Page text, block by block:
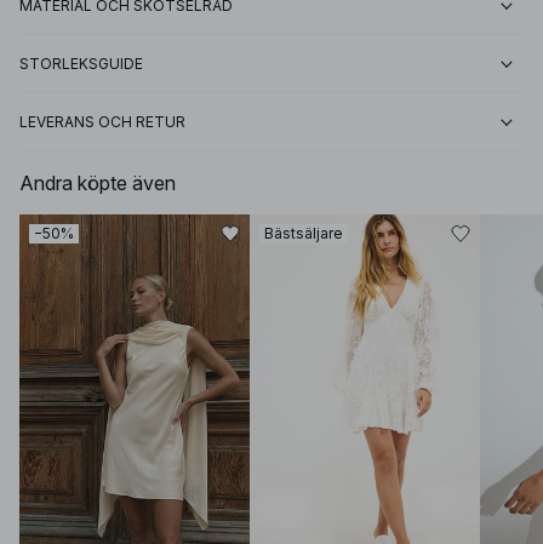
MATERIAL OCH SKÖTSELRÅD
STORLEKSGUIDE
LEVERANS OCH RETUR
Andra köpte även
−50% Bästsäljare